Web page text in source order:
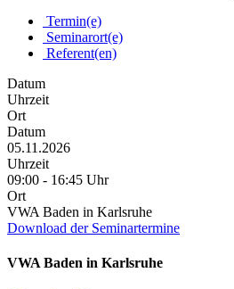
Termin(e)
Seminarort(e)
Referent(en)
Datum
Uhrzeit
Ort
Datum
05.11.2026
Uhrzeit
09:00 - 16:45 Uhr
Ort
VWA Baden in Karlsruhe
Download der Seminartermine
VWA Baden in Karlsruhe